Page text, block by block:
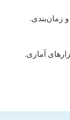
زمان‌بندی.